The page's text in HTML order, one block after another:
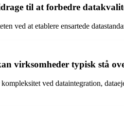
til at forbedre
ved at etablere ensartede
virksomheder typisk stå
ved dataintegration,